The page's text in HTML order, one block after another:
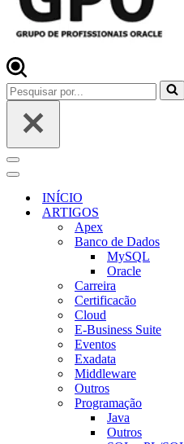
Pesquisar
por...
Menu
de
navegação
Menu
navegaçãoINÍCIO
ARTIGOS
Apex
Banco de Dados
MySQL
Oracle
Carreira
Certificacão
Cloud
E-Business Suite
Eventos
Exadata
Middleware
Outros
Programação
Java
Outros